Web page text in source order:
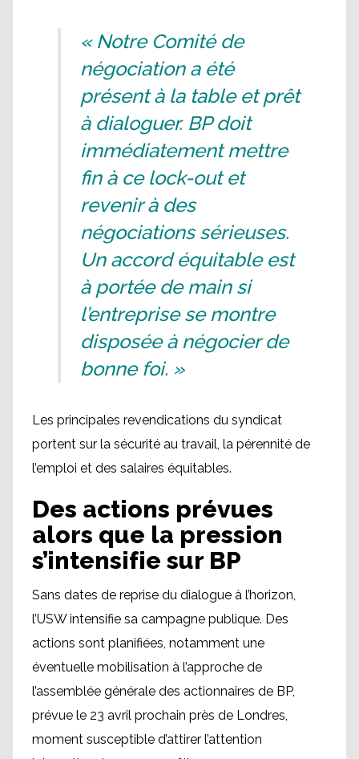
« Notre Comité de
négociation a été
présent à la table et prêt
à dialoguer. BP doit
immédiatement mettre
fin à ce lock-out et
revenir à des
négociations sérieuses.
Un accord équitable est
à portée de main si
l’entreprise se montre
disposée à négocier de
bonne foi. »
Les principales revendications du syndicat
portent sur la sécurité au travail, la pérennité de
l’emploi et des salaires équitables.
Des actions prévues
alors que la pression
s’intensifie sur BP
Sans dates de reprise du dialogue à l’horizon,
l’USW intensifie sa campagne publique. Des
actions sont planifiées, notamment une
éventuelle mobilisation à l’approche de
l’assemblée générale des actionnaires de BP,
prévue le 23 avril prochain près de Londres,
moment susceptible d’attirer l’attention